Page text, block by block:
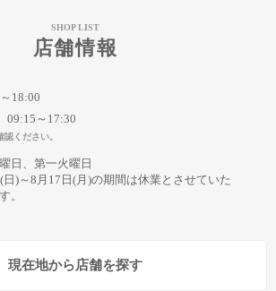
SHOP LIST
店舗情報
18:00
09:15～17:30
ください。
日、第一火曜日
日)～8月17日(月)の期間は休業とさせていた
。
現在地から店舗を探す